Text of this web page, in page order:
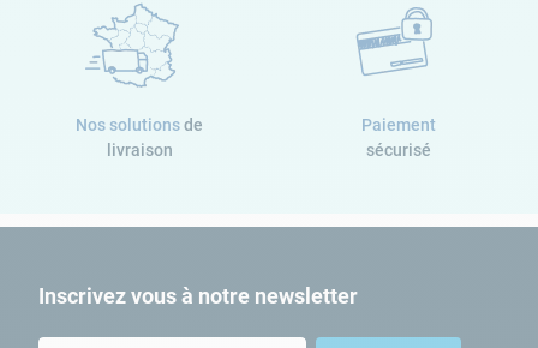
Nos solutionsde
livraison
Paiement
sécurisé
Inscrivez vous à notre newsletter